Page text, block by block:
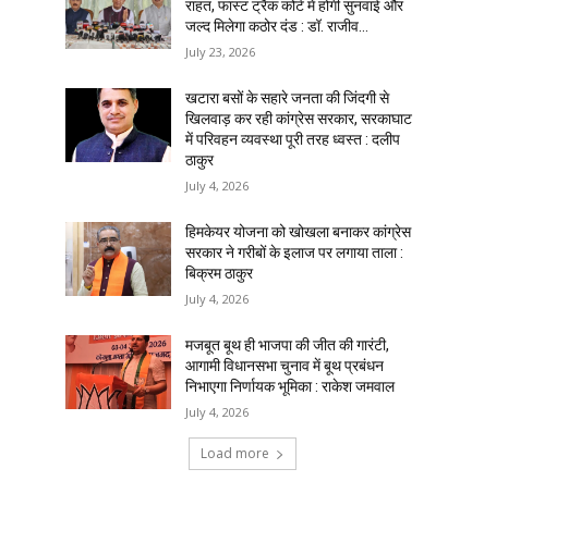
राहत, फास्ट ट्रैक कोर्ट में होगी सुनवाई और
जल्द मिलेगा कठोर दंड : डॉ. राजीव...
July 23, 2026
खटारा बसों के सहारे जनता की जिंदगी से
खिलवाड़ कर रही कांग्रेस सरकार, सरकाघाट
में परिवहन व्यवस्था पूरी तरह ध्वस्त : दलीप
ठाकुर
July 4, 2026
हिमकेयर योजना को खोखला बनाकर कांग्रेस
सरकार ने गरीबों के इलाज पर लगाया ताला :
बिक्रम ठाकुर
July 4, 2026
मजबूत बूथ ही भाजपा की जीत की गारंटी,
आगामी विधानसभा चुनाव में बूथ प्रबंधन
निभाएगा निर्णायक भूमिका : राकेश जमवाल
July 4, 2026
Load more